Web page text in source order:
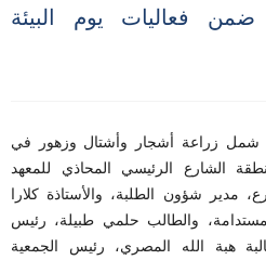
فعاليات يوم البيئة
شمل زراعة أشجار وأشتال وزهور في
الشارع الرئيسي المحاذي للمعهد
مدير شؤون الطلبة، والأستاذة كلارا
والطالب حلمي طبيلة، رئيس
هبة الله المصري، رئيس الجمعية